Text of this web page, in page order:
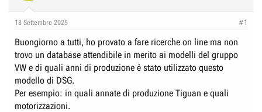
e
i
s
c
u
s
z
i
o
18 Settembre 2025 #1
Buongiorno a tutti, ho provato a fare ricerche on line ma non
trovo un database attendibile in merito ai modelli del gruppo
VW e di quali anni di produzione è stato utilizzato questo
modello di DSG.
Per esempio: in quali annate di produzione Tiguan e quali
motorizzazioni.